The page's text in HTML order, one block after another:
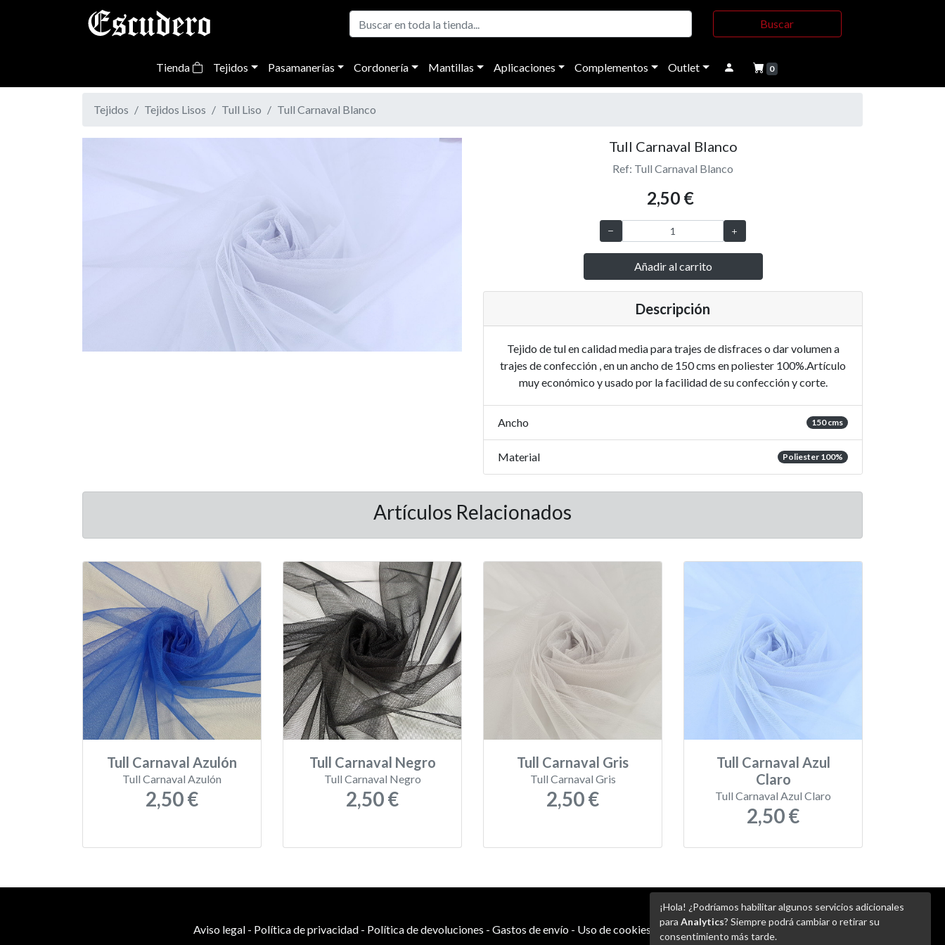
Buscar
Tienda Tejidos Pasamanerías Cordonería Mantillas Aplicaciones Complementos Outlet 0
Tejidos Tejidos Lisos Tull Liso Tull Carnaval Blanco
Tull Carnaval Blanco
Ref: Tull Carnaval Blanco
2,50 €
Añadir al carrito
Descripción
Tejido de tul en calidad media para trajes de disfraces o dar volumen a
trajes de confección , en un ancho de 150 cms en poliester 100%.Artículo
muy económico y usado por la facilidad de su confección y corte.
Ancho 150 cms
Material Poliester 100%
Artículos Relacionados
Tull Carnaval Azulón
Tull Carnaval Azulón
2,50 €
Tull Carnaval Negro
Tull Carnaval Negro
2,50 €
Tull Carnaval Gris
Tull Carnaval Gris
2,50 €
Tull Carnaval Azul
Claro
Tull Carnaval Azul Claro
2,50 €
Aviso legal - Política de privacidad - Política de devoluciones - Gastos de envío - Uso de cookies Ajustes de Cookies
¡Hola! ¿Podríamos habilitar algunos servicios adicionales
para Analytics? Siempre podrá cambiar o retirar su
consentimiento más tarde.